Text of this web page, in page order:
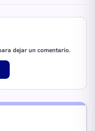
dejar un comentario.